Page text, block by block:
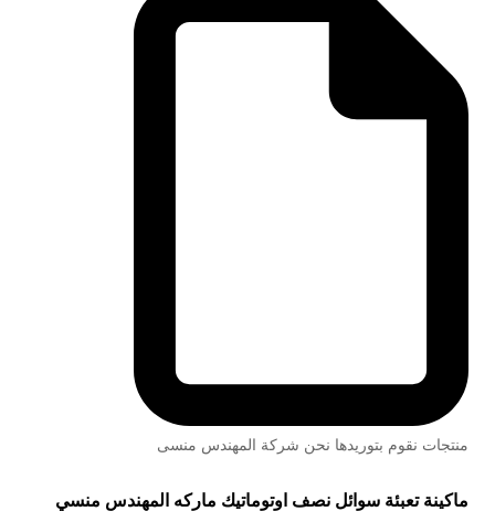
منتجات نقوم بتوريدها نحن شركة المهندس منسى
ماكينة تعبئة سوائل نصف اوتوماتيك ماركه المهندس منسي